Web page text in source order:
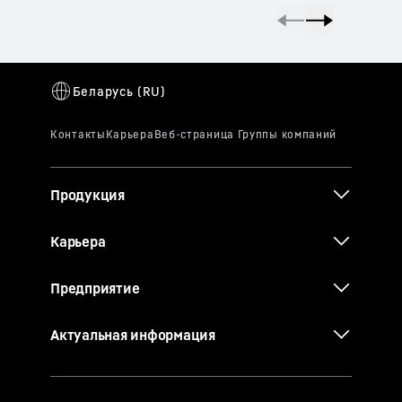
Продукция
Карьера
Предприятие
Актуальная информация